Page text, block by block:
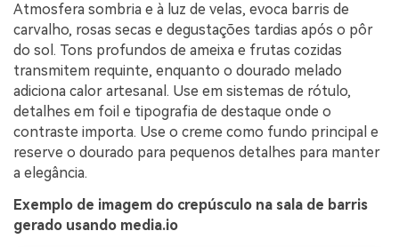
Atmosfera sombria e à luz de velas, evoca barris de
carvalho, rosas secas e degustações tardias após o pôr
do sol. Tons profundos de ameixa e frutas cozidas
transmitem requinte, enquanto o dourado melado
adiciona calor artesanal. Use em sistemas de rótulo,
detalhes em foil e tipografia de destaque onde o
contraste importa. Use o creme como fundo principal e
reserve o dourado para pequenos detalhes para manter
a elegância.
Exemplo de imagem do crepúsculo na sala de barris
gerado usando media.io